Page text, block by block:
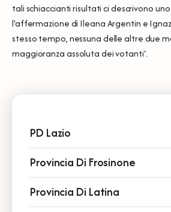
tali schiaccianti risultati ci descrivono
l'affermazione di Ileana Argentin e
stesso tempo, nessuna delle altre due
maggioranza assoluta dei votanti'.
PD Lazio
Provincia Di Frosinone
Provincia Di Latina